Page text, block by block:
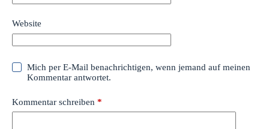
Website
Mich per E-Mail benachrichtigen, wenn jemand auf meinen
Kommentar antwortet.
Kommentar schreiben *